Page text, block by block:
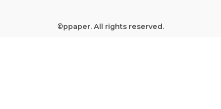
©ppaper. All rights reserved.